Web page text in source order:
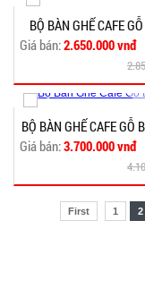
BỘ BÀN GHẾ CAFE
Giá bán:2.650.000 vnđ
BỘ BÀN GHẾ CAFE GỖ
Giá bán:3.700.000 vnđ
First 1 2